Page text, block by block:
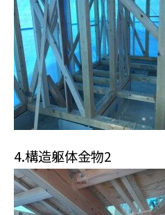
4.構造躯体金物2